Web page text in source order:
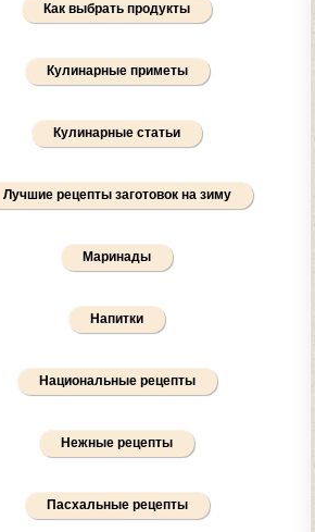
Как выбрать продукты
Кулинарные приметы
Кулинарные статьи
Лучшие рецепты заготовок на зиму
Маринады
Напитки
Национальные рецепты
Нежные рецепты
Пасхальные рецепты